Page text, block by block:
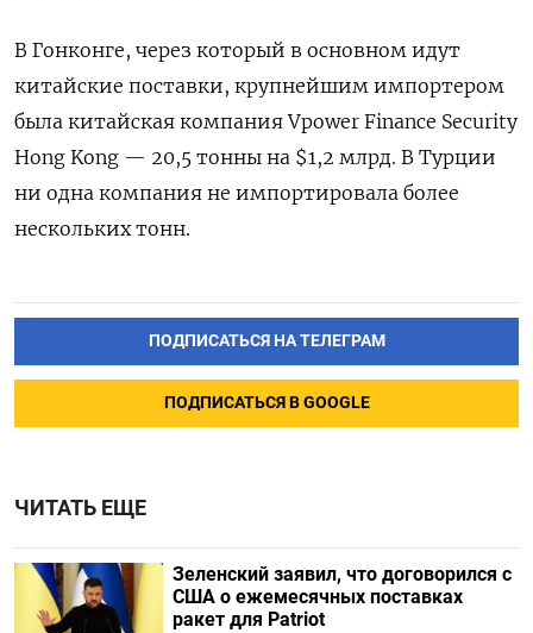
В Гонконге, через который в основном идут
китайские поставки, крупнейшим импортером
была китайская компания Vpower Finance Security
Hong Kong — 20,5 тонны на $1,2 млрд. В Турции
ни одна компания не импортировала более
нескольких тонн.
ПОДПИСАТЬСЯ НА ТЕЛЕГРАМ
ПОДПИСАТЬСЯ В GOOGLE
ЧИТАТЬ ЕЩЕ
Зеленский заявил, что договорился с
США о ежемесячных поставках
ракет для Patriot